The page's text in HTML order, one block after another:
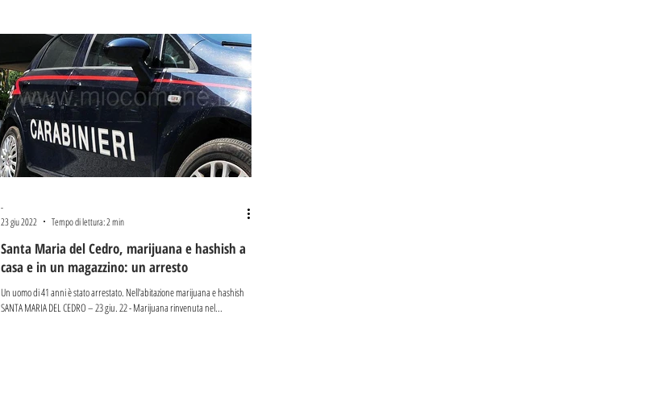
Santa Maria del Cedro, marijuana e hashish a
casa e in un magazzino: un arresto
Un uomo di 41 anni è stato arrestato. Nell'abitazione marijuana e hashish
SANTA MARIA DEL CEDRO – 23 giu. 22 - Marijuana rinvenuta nel...
-
23 giu 2022
Tempo di lettura: 2 min